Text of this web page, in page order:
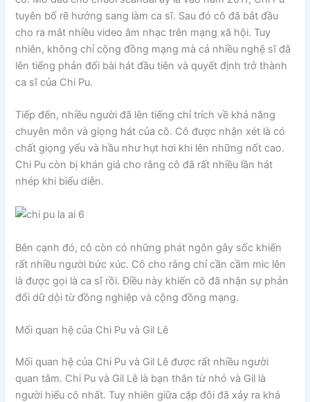
tuyên bố rẽ hướng sang làm ca sĩ. Sau đó cô đã bắt đầu
cho ra mắt nhiều video âm nhạc trên mạng xã hội. Tuy
nhiên, không chỉ cộng đồng mạng mà cả nhiều nghệ sĩ đã
lên tiếng phản đối bài hát đầu tiên và quyết định trở thành
ca sĩ của Chi Pu.
Tiếp đến, nhiều người đã lên tiếng chỉ trích về khả năng
chuyên môn và giọng hát của cô. Cô được nhận xét là có
chất giọng yếu và hầu như hụt hơi khi lên những nốt cao.
Chi Pu còn bị khán giả cho rằng cô đã rất nhiều lần hát
nhép khi biểu diễn.
Bên cạnh đó, cô còn có những phát ngôn gây sốc khiến
rất nhiều người bức xúc. Cô cho rằng chỉ cần cầm mic lên
là được gọi là ca sĩ rồi. Điều này khiến cô đã nhận sự phản
đối dữ dội từ đồng nghiệp và cộng đồng mạng.
Mối quan hệ của Chi Pu và Gil Lê
Mối quan hệ của Chi Pu và Gil Lê được rất nhiều người
quan tâm. Chi Pu và Gil Lê là bạn thân từ nhỏ và Gil là
người hiểu cô nhất. Tuy nhiên giữa cặp đôi đã xảy ra khá